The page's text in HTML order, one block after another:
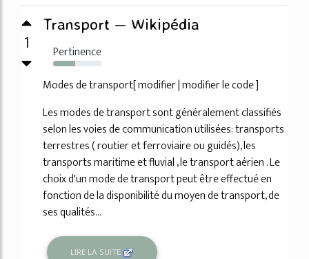
1
Transport — Wikipédia
Pertinence
46%
Modes de transport[ modifier | modifier le code ]
Les modes de transport sont généralement classifiés
selon les voies de communication utilisées: transports
terrestres ( routier et ferroviaire ou guidés), les
transports maritime et fluvial , le transport aérien . Le
choix d'un mode de transport peut être effectué en
fonction de la disponibilité du moyen de transport, de
ses qualités...
LIRE LA SUITE